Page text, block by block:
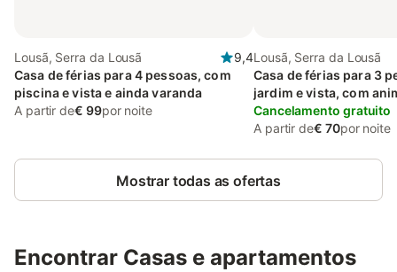
Lousã, Serra da Lousã
9,4
Casa de férias para 4 pessoas, com
piscina e vista e ainda varanda
A partir de€ 99por noite
Lousã, Serra da Lousã
Casa de férias para 3
jardim e vista, com
estimação
Cancelamento gratuito
A partir de€ 70por noite
Mostrar todas as ofertas
Encontrar Casas e apartamentos